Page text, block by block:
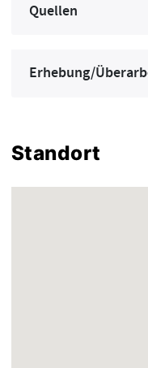
Quellen
Erhebung/
Standort